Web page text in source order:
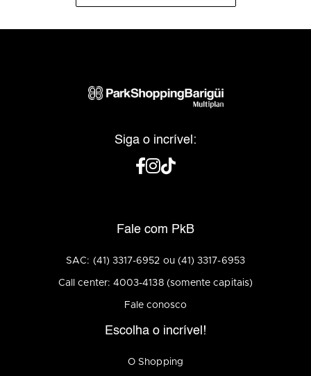
Siga o incrível:
Fale com PkB
SAC: (41) 3317-6952 ou (41) 3317-6953
Call center: 4003-4138 (somente capitais)
Fale conosco
Escolha o incrível!
O Shopping